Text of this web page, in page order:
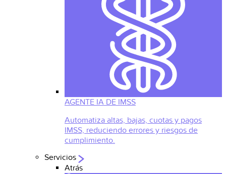
AGENTE IA DE IMSS
Automatiza altas, bajas, cuotas y pagos
IMSS, reduciendo errores y riesgos de
cumplimiento.
Servicios
Atrás